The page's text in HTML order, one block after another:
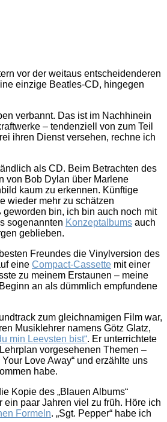
vor der weitaus entscheidenderen
einzige Beatles-CD, hingegen
verbannt. Das ist im Nachhinein
– tendenziell von zum Teil
ihren Dienst versehen, rechne ich
als CD. Beim Betrachten des
von Bob Dylan über Marlene
kaum zu erkennen. Künftige
wieder mehr zu schätzen
bin, ich bin auch noch mit
sogenannten Konzeptalbums auch
geblieben.
Freundes die Vinylversion des
eine Compact-Cassette mit einer
zu meinem Erstaunen – meine
an als dümmlich empfundene
zum gleichnamigen Film war,
Musiklehrer namens Götz Glatz,
min Leevsten bist“. Er unterrichtete
vorgesehenen Themen –
Love Away“ und erzählte uns
habe.
Kopie des „Blauen Albums“
paar Jahren viel zu früh. Höre ich
Formeln. „Sgt. Pepper“ habe ich